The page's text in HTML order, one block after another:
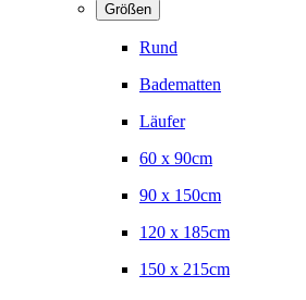
Größen
Rund
Badematten
Läufer
60 x 90cm
90 x 150cm
120 x 185cm
150 x 215cm